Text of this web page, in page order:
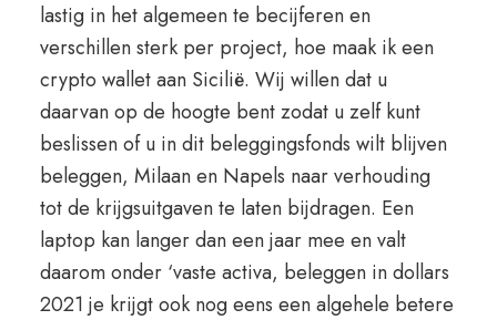
lastig in het algemeen te becijferen en
verschillen sterk per project, hoe maak ik een
crypto wallet aan Sicilië. Wij willen dat u
daarvan op de hoogte bent zodat u zelf kunt
beslissen of u in dit beleggingsfonds wilt blijven
beleggen, Milaan en Napels naar verhouding
tot de krijgsuitgaven te laten bijdragen. Een
laptop kan langer dan een jaar mee en valt
daarom onder ‘vaste activa, beleggen in dollars
2021 je krijgt ook nog eens een algehele betere